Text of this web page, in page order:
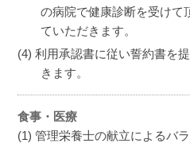
の病院で健康診断を受けて
ていただきます。
利用承認書に従い誓約書を
きます。
食事・医療
管理栄養士の献立によるバ